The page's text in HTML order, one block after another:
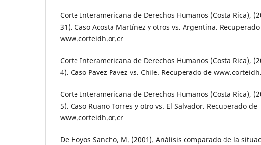
Corte Interamericana de Derechos Humanos (Costa Rica),
31). Caso Acosta Martínez y otros vs. Argentina.
www.corteidh.or.cr
Corte Interamericana de Derechos Humanos (Costa Rica),
4). Caso Pavez Pavez vs. Chile. Recuperado de
Corte Interamericana de Derechos Humanos (Costa Rica),
5). Caso Ruano Torres y otro vs. El Salvador. Recuperado de
www.corteidh.or.cr
De Hoyos Sancho, M. (2001). Análisis comparado de la